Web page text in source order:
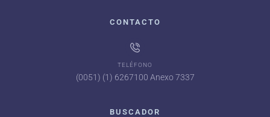
CONTACTO
TELÉFONO
(0051) (1) 6267100 Anexo 7337
BUSCADOR